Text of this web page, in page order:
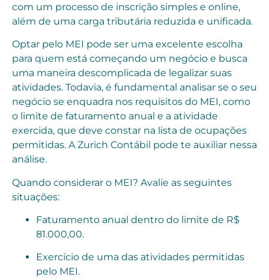
com um processo de inscrição simples e online,
além de uma carga tributária reduzida e unificada.
Optar pelo MEI pode ser uma excelente escolha
para quem está começando um negócio e busca
uma maneira descomplicada de legalizar suas
atividades. Todavia, é fundamental analisar se o seu
negócio se enquadra nos requisitos do MEI, como
o limite de faturamento anual e a atividade
exercida, que deve constar na lista de ocupações
permitidas. A Zurich Contábil pode te auxiliar nessa
análise.
Quando considerar o MEI? Avalie as seguintes
situações:
Faturamento anual dentro do limite de R$
81.000,00.
Exercício de uma das atividades permitidas
pelo MEI.